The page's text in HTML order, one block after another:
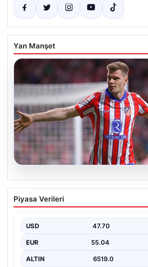
Yan Manşet
05.08.2026
Sörloth Transfer Yarışında
ve Beşiktaş Mücadelesi
sahne olurken, Süper Lig’in iki büyük
Piyasa Verileri
USD 47.70
EUR 55.04
ALTIN 6519.0